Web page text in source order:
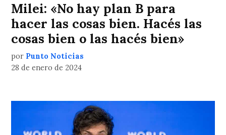
Milei: «No hay plan B para
hacer las cosas bien. Hacés las
cosas bien o las hacés bien»
por Punto Noticias
28 de enero de 2024